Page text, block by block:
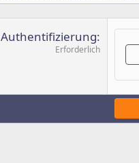
Authentifizierung
Erforderlich